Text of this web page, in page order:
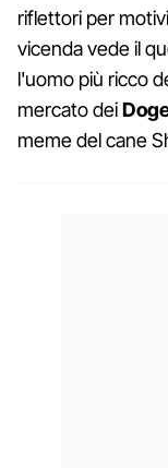
riflettori per
vicenda vede il
l'uomo più ricco
mercato dei
meme del cane